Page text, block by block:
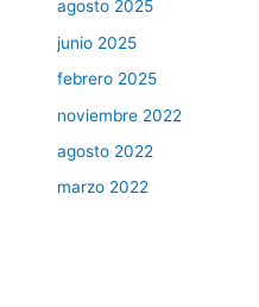
agosto 2025
junio 2025
febrero 2025
noviembre 2022
agosto 2022
marzo 2022